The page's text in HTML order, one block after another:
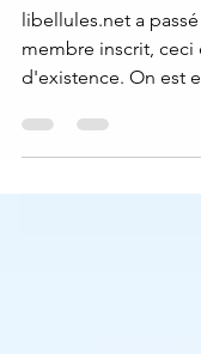
membre
libellules.net a
membre inscrit, ceci
d'existence. On est